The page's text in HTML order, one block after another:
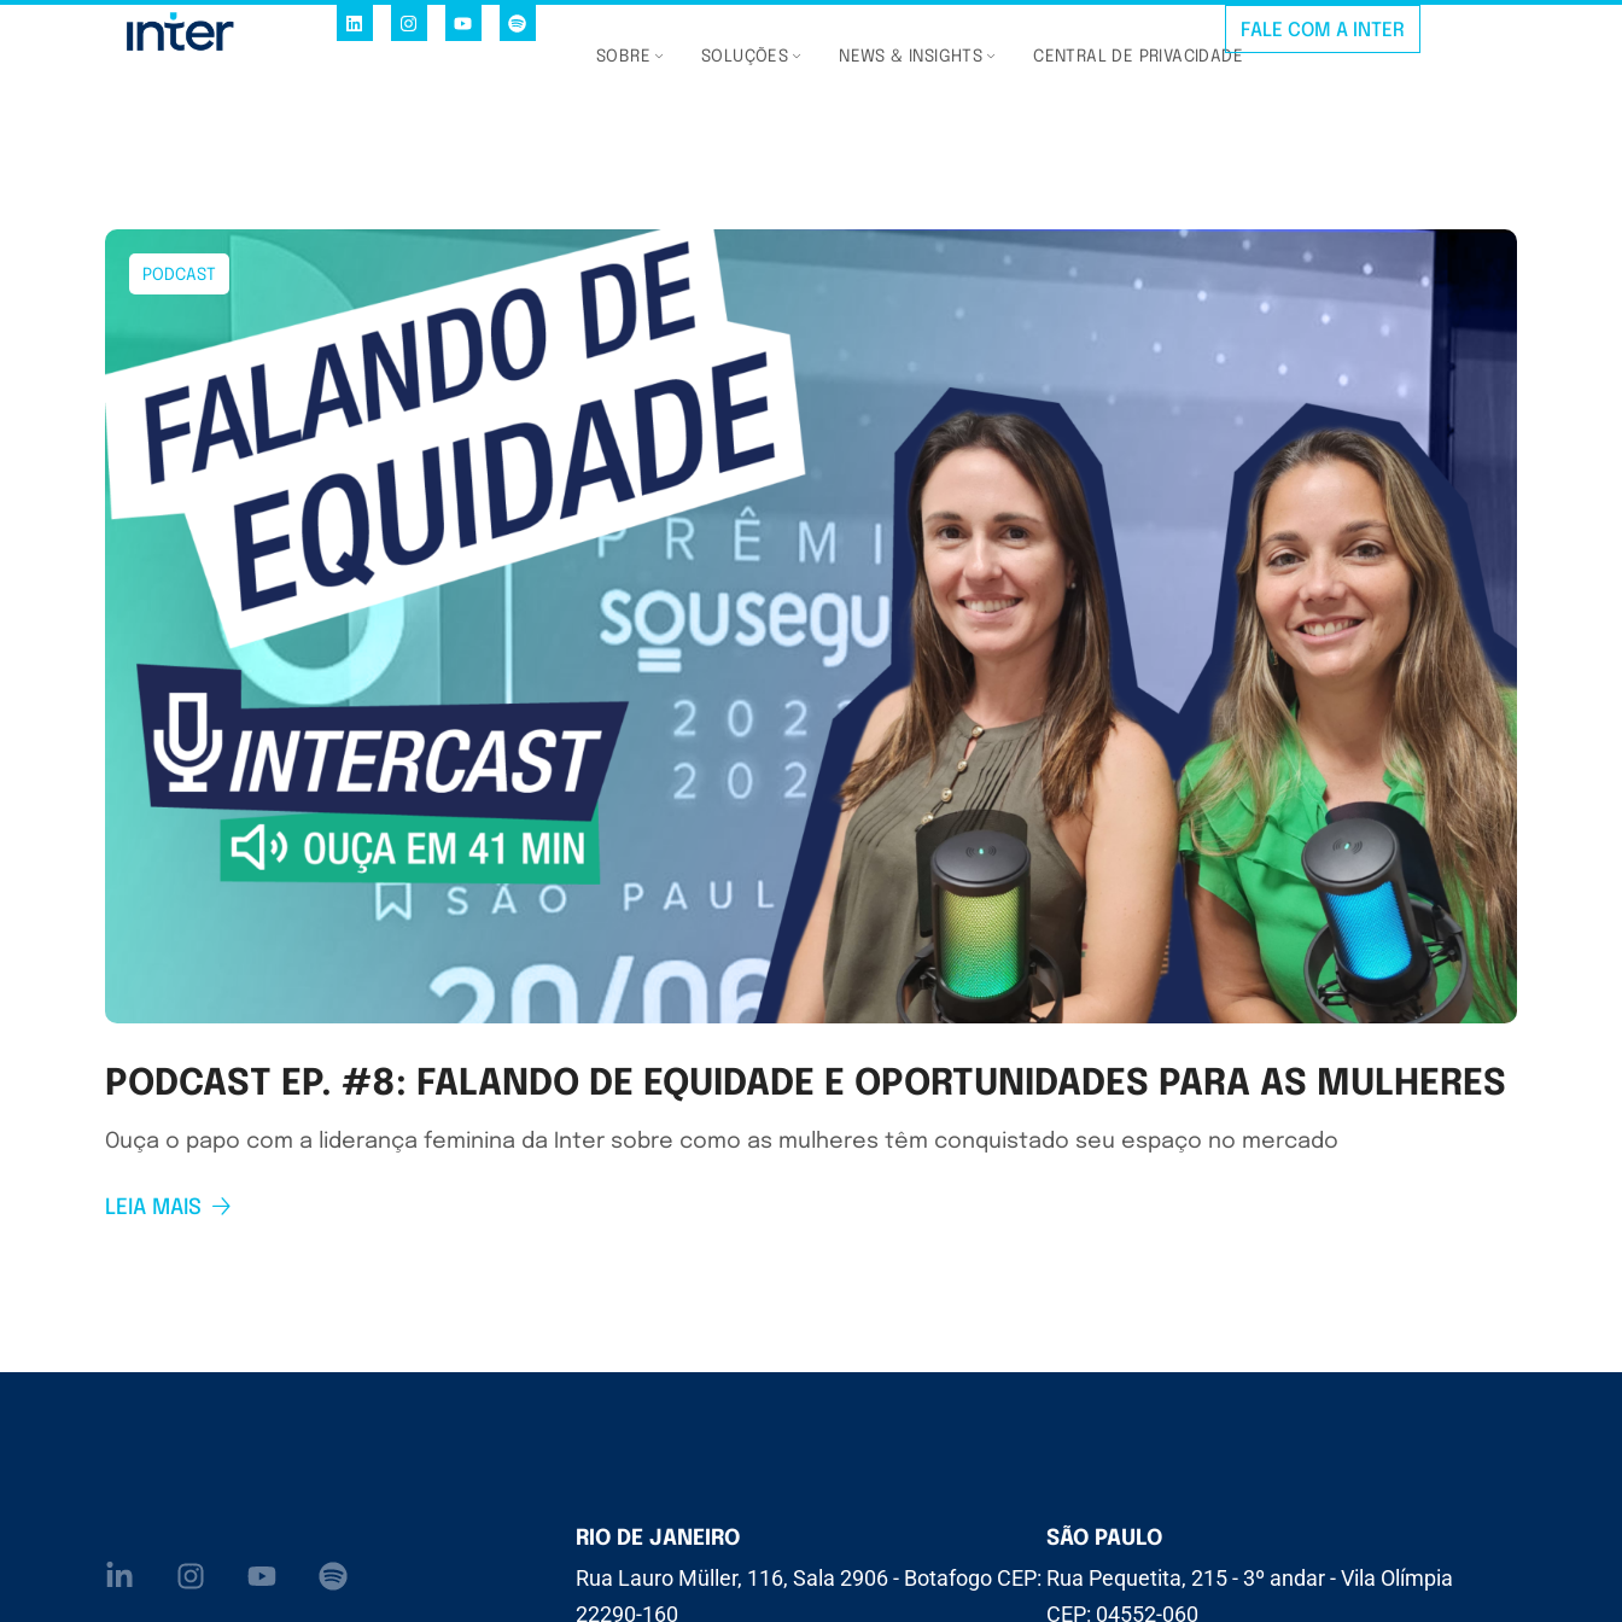
SOBRE SOLUÇÕES NEWS & INSIGHTS CENTRAL DE PRIVACIDADE
FALE COM A INTER
PODCAST
PODCAST EP. #8: FALANDO DE EQUIDADE E OPORTUNIDADES PARA AS MULHERES
Ouça o papo com a liderança feminina da Inter sobre como as mulheres têm conquistado seu espaço no mercado
LEIA MAIS
RIO DE JANEIRO
Rua Lauro Müller, 116, Sala 2906 - Botafogo CEP:
22290-160
SÃO PAULO
Rua Pequetita, 215 - 3º andar - Vila Olímpia
CEP: 04552-060